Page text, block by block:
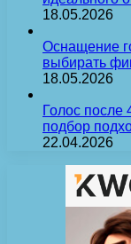
18.05.2026
Оснащение
выбирать
18.05.2026
Голос после
подбор
22.04.2026